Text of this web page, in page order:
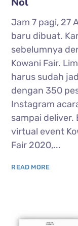
Jam 7 pagi, 27
baru dibuat.
sebelumnya
Kowani Fair.
harus sudah
dengan 350
Instagram
sampai deliver.
virtual event
Fair 2020,...
READ MORE